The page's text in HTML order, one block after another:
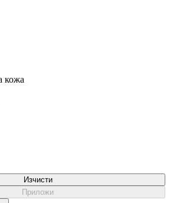
кожа
Изчисти
Приложи